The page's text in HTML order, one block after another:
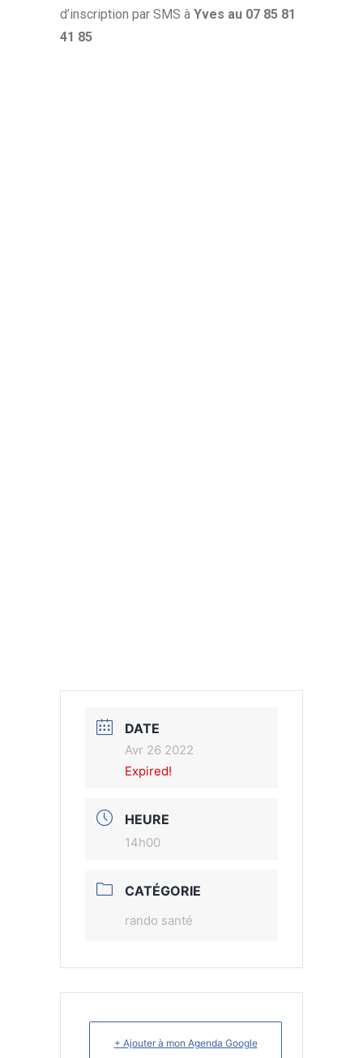
d’inscription par SMS à Yves au 07 85 81
41 85
DATE
Avr 26 2022
Expired!
HEURE
14h00
CATÉGORIE
rando santé
+ Ajouter à mon Agenda Google